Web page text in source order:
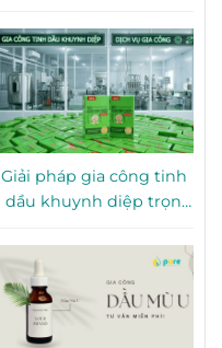
Giải pháp gia công tinh
dầu khuynh diệp trọn